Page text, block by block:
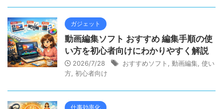
ガジェット
動画編集ソフト おすすめ 編集手順の使
い方を初心者向けにわかりやすく解説
2026/7/28 おすすめソフト 動画編集 使い
方 初心者向け
仕事効率化